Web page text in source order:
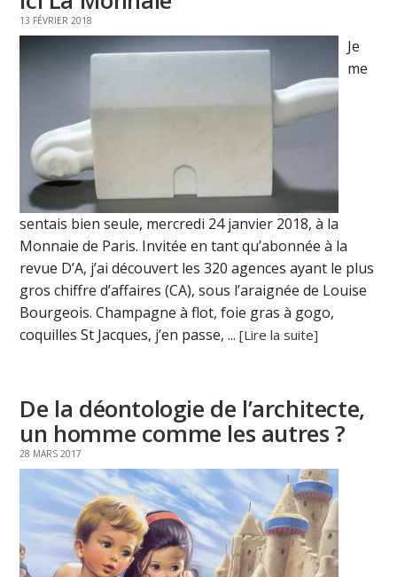
13 FÉVRIER 2018
Je
me
sentais bien seule, mercredi 24 janvier 2018, à la
Monnaie de Paris. Invitée en tant qu’abonnée à la
revue D’A, j’ai découvert les 320 agences ayant le plus
gros chiffre d’affaires (CA), sous l’araignée de Louise
Bourgeois. Champagne à flot, foie gras à gogo,
coquilles St Jacques, j’en passe, ...[Lire la suite]
De la déontologie de l’architecte,
un homme comme les autres ?
28 MARS 2017